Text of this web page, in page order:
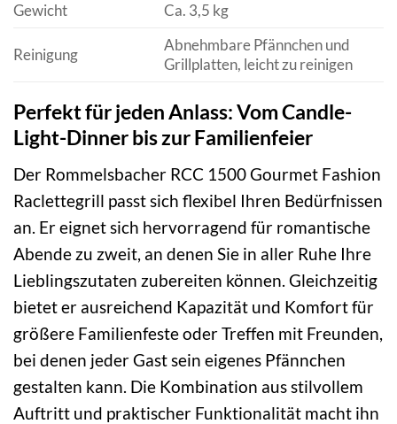
Gewicht Ca. 3,5 kg
Reinigung
Abnehmbare Pfännchen und
Grillplatten, leicht zu reinigen
Perfekt für jeden Anlass: Vom Candle-
Light-Dinner bis zur Familienfeier
Der Rommelsbacher RCC 1500 Gourmet Fashion
Raclettegrill passt sich flexibel Ihren Bedürfnissen
an. Er eignet sich hervorragend für romantische
Abende zu zweit, an denen Sie in aller Ruhe Ihre
Lieblingszutaten zubereiten können. Gleichzeitig
bietet er ausreichend Kapazität und Komfort für
größere Familienfeste oder Treffen mit Freunden,
bei denen jeder Gast sein eigenes Pfännchen
gestalten kann. Die Kombination aus stilvollem
Auftritt und praktischer Funktionalität macht ihn